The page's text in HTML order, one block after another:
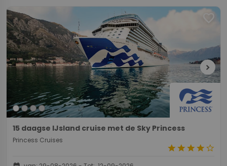
favorite
chevron_right
15 daagse IJsland cruise met de Sky Princess
Princess Cruises
starstarstarstarstar_border